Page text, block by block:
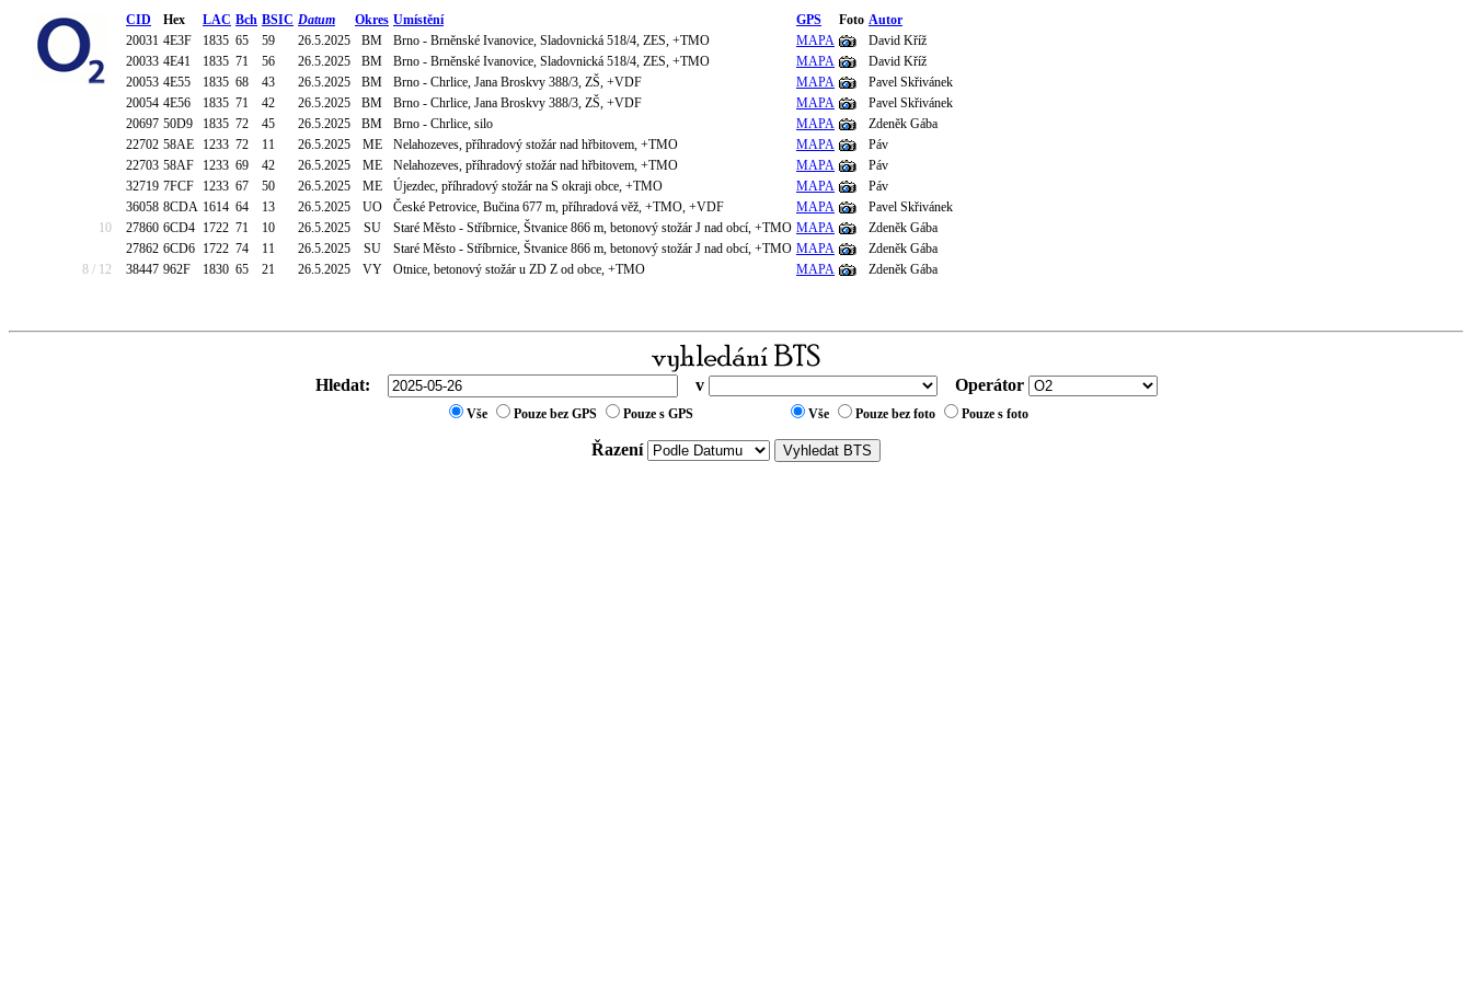
CID Hex LAC Bch BSIC Datum Okres Umístění GPS Foto Autor
20031 4E3F 1835 65 59 26.5.2025 BM Brno - Brněnské Ivanovice, Sladovnická 518/4, ZES, +TMO MAPA
David Kříž
20033 4E41 1835 71 56 26.5.2025 BM Brno - Brněnské Ivanovice, Sladovnická 518/4, ZES, +TMO MAPA
David Kříž
20053 4E55 1835 68 43 26.5.2025 BM Brno - Chrlice, Jana Broskvy 388/3, ZŠ, +VDF MAPA
Pavel Skřivánek
20054 4E56 1835 71 42 26.5.2025 BM Brno - Chrlice, Jana Broskvy 388/3, ZŠ, +VDF MAPA
Pavel Skřivánek
20697 50D9 1835 72 45 26.5.2025 BM Brno - Chrlice, silo MAPA
Zdeněk Gába
22702 58AE 1233 72 11 26.5.2025 ME Nelahozeves, příhradový stožár nad hřbitovem, +TMO MAPA
Páv
22703 58AF 1233 69 42 26.5.2025 ME Nelahozeves, příhradový stožár nad hřbitovem, +TMO MAPA
Páv
32719 7FCF 1233 67 50 26.5.2025 ME Újezdec, příhradový stožár na S okraji obce, +TMO MAPA
Páv
36058 8CDA 1614 64 13 26.5.2025 UO České Petrovice, Bučina 677 m, příhradová věž, +TMO, +VDF MAPA
Pavel Skřivánek
10
27860 6CD4 1722 71 10 26.5.2025 SU Staré Město - Stříbrnice, Štvanice 866 m, betonový stožár J nad obcí, +TMO MAPA
Zdeněk Gába
27862 6CD6 1722 74 11 26.5.2025 SU Staré Město - Stříbrnice, Štvanice 866 m, betonový stožár J nad obcí, +TMO MAPA
Zdeněk Gába
8 / 12
38447 962F 1830 65 21 26.5.2025 VY Otnice, betonový stožár u ZD Z od obce, +TMO MAPA Zdeněk Gába
Hledat: v Operátor
Vše Pouze bez GPS Pouze s GPS Vše Pouze bez foto Pouze s foto
Řazení